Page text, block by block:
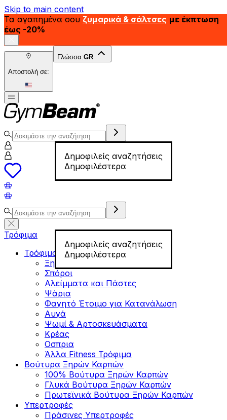
Skip to main content
Τα αγαπημένα σου ζυμαρικά & σάλτσες με έκπτωση
έως -20%
Αποστολή σε:
Γλώσσα:GR
Δημοφιλείς αναζητήσεις
Δημοφιλέστερα
Δημοφιλείς αναζητήσεις
Δημοφιλέστερα
Τρόφιμα
Τρόφιμα για Fitness
Ξηροί Καρποί
Σπόροι
Αλείμματα και Πάστες
Ψάρια
Φαγητό Έτοιμο για Κατανάλωση
Αυγά
Ψωμί & Αρτοσκευάσματα
Κρέας
Οσπρια
Άλλα Fitness Τρόφιμα
Βούτυρα Ξηρών Καρπών
100% Βούτυρα Ξηρών Καρπών
Γλυκά Βούτυρα Ξηρών Καρπών
Πρωτεϊνικά Βούτυρα Ξηρών Καρπών
Υπερτροφές
Πράσινες Υπερτροφές